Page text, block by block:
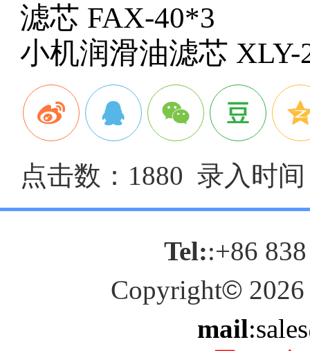
滤芯 FAX-40*3
小机润滑油滤芯 XLY-
点击数：1880 录入时
Tel::+86
Copyright© 2026
mail